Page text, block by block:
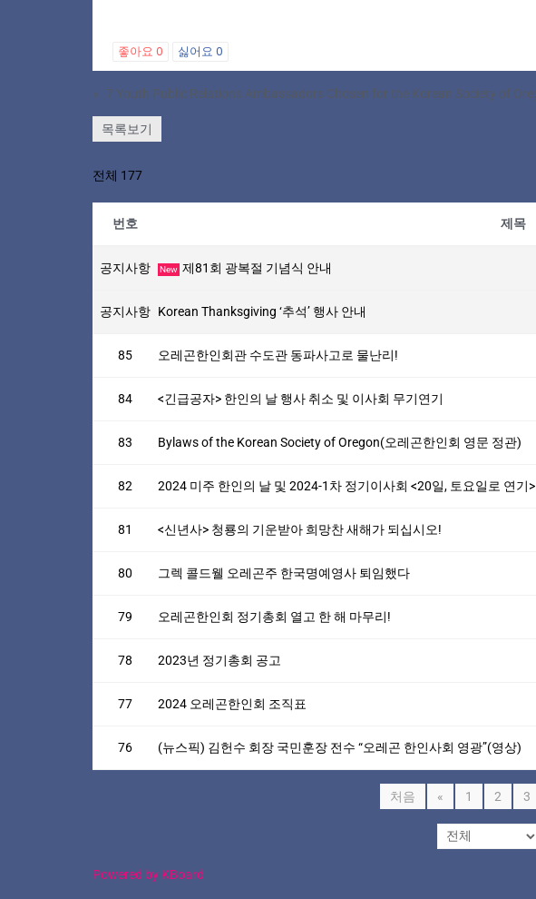
좋아요 0 싫어요 0
«
목록보기
전체 177
번호 제목
공지사항 New 제81회 광복절 기념식 안내
공지사항 Korean Thanksgiving ‘추석’ 행사 안내
85 오레곤한인회관 수도관 동파사고로 물난리!
84 <긴급공자> 한인의 날 행사 취소 및 이사회 무기연기
83 Bylaws of the Korean Society of Oregon(오레곤한인회 영문 정관)
82 2024 미주 한인의 날 및 2024-1차 정기이사회 <20일, 토요일로 연기>
81 <신년사> 청룡의 기운받아 희망찬 새해가 되십시오!
80 그렉 콜드웰 오레곤주 한국명예영사 퇴임했다
79 오레곤한인회 정기총회 열고 한 해 마무리!
78 2023년 정기총회 공고
77 2024 오레곤한인회 조직표
76 (뉴스픽) 김헌수 회장 국민훈장 전수 “오레곤 한인사회 영광”(영상)
처음 « 1 2 3
Powered by KBoard